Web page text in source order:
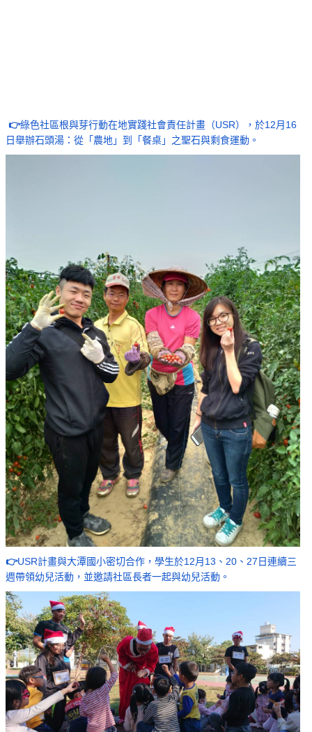
👉綠色社區根與芽行動在地實踐社會責任計畫（USR），於12月16
日舉辦石頭湯：從「農地」到「餐桌」之聖石與剩食運動。
👉USR計畫與大潭國小密切合作，學生於12月13、20、27日連續三
週帶領幼兒活動，並邀請社區長者一起與幼兒活動。